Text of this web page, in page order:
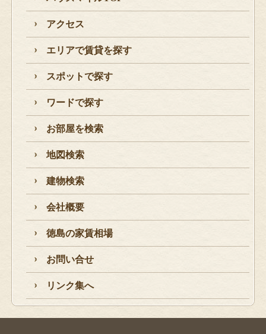
アクセス
エリアで賃貸を探す
スポットで探す
ワードで探す
お部屋を検索
地図検索
建物検索
会社概要
徳島の家賃相場
お問い合せ
リンク集へ